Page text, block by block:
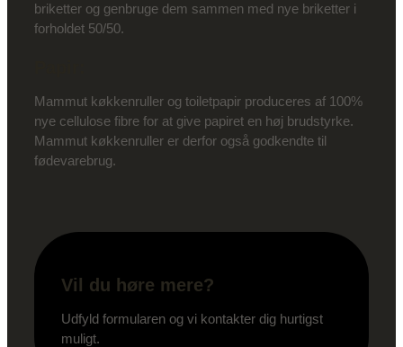
briketter og genbruge dem sammen med nye briketter i
forholdet 50/50.
Mammut køkkenruller og toiletpapir produceres af 100%
nye cellulose fibre for at give papiret en høj brudstyrke.
Mammut køkkenruller er derfor også godkendte til
fødevarebrug.
Vil du høre mere?
Udfyld formularen og vi kontakter dig hurtigst
muligt.